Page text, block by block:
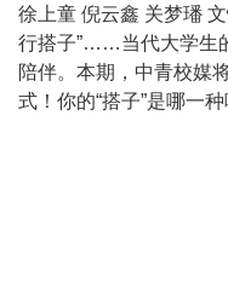
徐上童 倪云鑫 关梦璠 文
行搭子”……当代大学生
陪伴。本期，中青校媒
式！你的“搭子”是哪一